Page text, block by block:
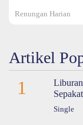
Renungan Harian
Artikel
1
Single